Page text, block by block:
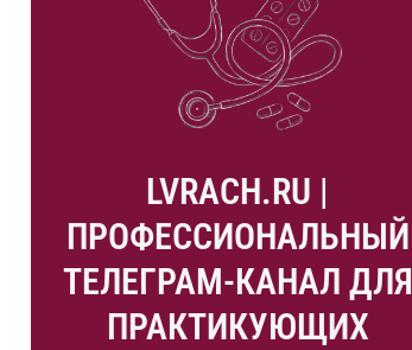
LVRACH.RU |
ПРОФЕССИОНАЛЬНЫЙ
ТЕЛЕГРАМ-КАНАЛ ДЛЯ
ПРАКТИКУЮЩИХ